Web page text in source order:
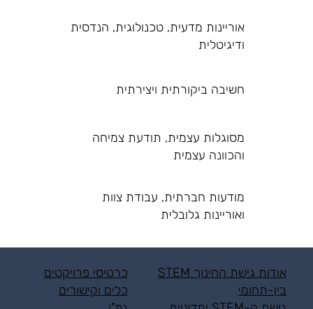
אוריינות מדעית, טכנולוגית, הנדסית
ודיגיטלית
חשיבה ביקורתית ויצירתית
מודעות חברתית, עבודת צוות
ואוריינות גלובלית
מסוגלות עצמית, תודעת צמיחה
והכוונה עצמית
כרטיסי פרויקטים
כלים וקישורים
אודות גישת החינוך STEM
בין-תחומי